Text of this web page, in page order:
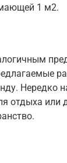
1 м2.
Нередко
отдыха или